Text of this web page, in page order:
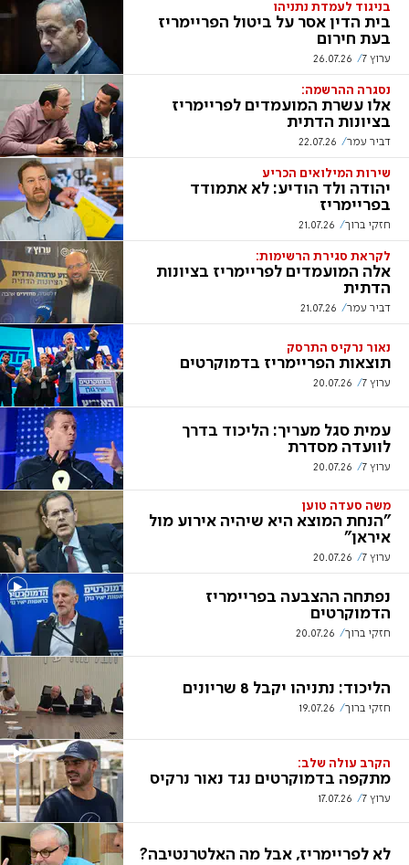
בניגוד לעמדת נתניהו
בית הדין אסר על ביטול הפריימריז
בעת חירום
ערוץ 7 26.07.26
נסגרה ההרשמה:
אלו עשרת המועמדים לפריימריז
בציונות הדתית
דביר עמר 22.07.26
שירות המילואים הכריע
יהודה ולד הודיע: לא אתמודד
בפריימריז
חזקי ברוך 21.07.26
לקראת סגירת הרשימות:
אלה המועמדים לפריימריז בציונות
הדתית
דביר עמר 21.07.26
נאור נרקיס התרסק
תוצאות הפריימריז בדמוקרטים
ערוץ 7 20.07.26
עמית סגל מעריך: הליכוד בדרך
לוועדה מסדרת
ערוץ 7 20.07.26
משה סעדה טוען
"הנחת המוצא היא שיהיה אירוע מול
איראן"
ערוץ 7 20.07.26
נפתחה ההצבעה בפריימריז
הדמוקרטים
חזקי ברוך 20.07.26
הליכוד: נתניהו יקבל 8 שריונים
חזקי ברוך 19.07.26
הקרב עולה שלב:
מתקפה בדמוקרטים נגד נאור נרקיס
ערוץ 7 17.07.26
לא לפריימריז, אבל מה האלטרנטיבה?